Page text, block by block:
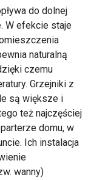
do dolnej
W efekcie staje
naturalną
czemu
Grzejniki z
są większe i
też najczęściej
domu, w
Ich instalacja
wanny)